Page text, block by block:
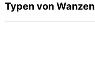
Typen von Wanzen